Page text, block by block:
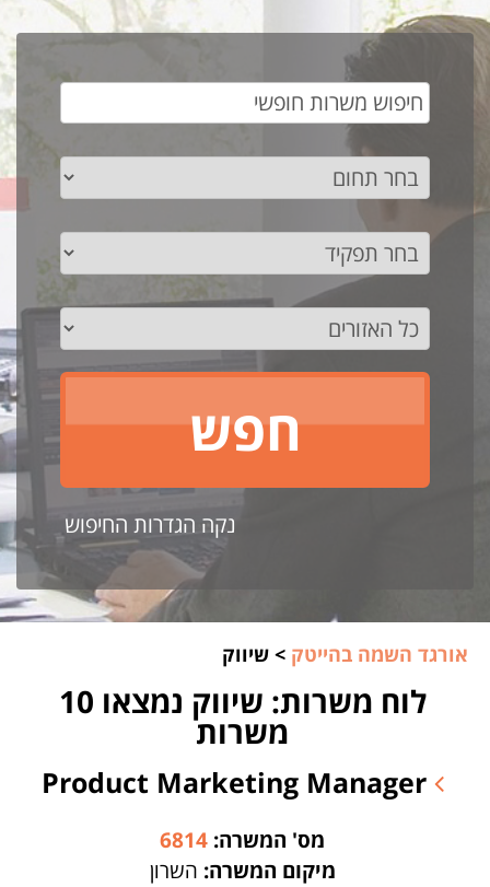
נקה הגדרות החיפוש
אורגד השמה בהייטק > שיווק
לוח משרות: שיווק נמצאו 10
משרות
Product Marketing Manager
מס' המשרה: 6814
מיקום המשרה: השרון